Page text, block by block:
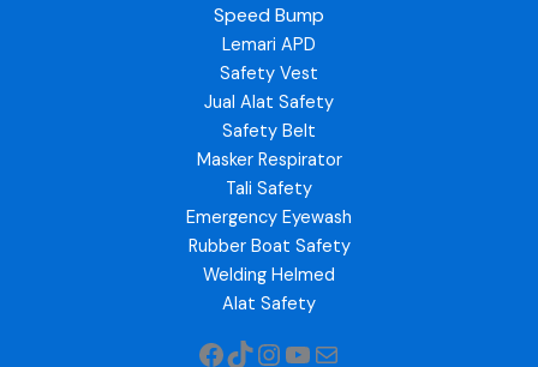
Speed Bump
Lemari APD
Safety Vest
Jual Alat Safety
Safety Belt
Masker Respirator
Tali Safety
Emergency Eyewash
Rubber Boat Safety
Welding Helmed
Alat Safety